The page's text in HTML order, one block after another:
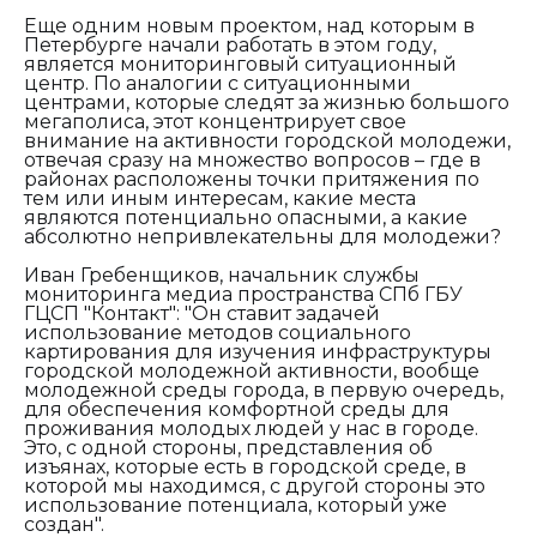
Еще одним новым проектом, над которым в
Петербурге начали работать в этом году,
является мониторинговый ситуационный
центр. По аналогии с ситуационными
центрами, которые следят за жизнью большого
мегаполиса, этот концентрирует свое
внимание на активности городской молодежи,
отвечая сразу на множество вопросов – где в
районах расположены точки притяжения по
тем или иным интересам, какие места
являются потенциально опасными, а какие
абсолютно непривлекательны для молодежи?
Иван Гребенщиков, начальник службы
мониторинга медиа пространства СПб ГБУ
ГЦСП "Контакт": "Он ставит задачей
использование методов социального
картирования для изучения инфраструктуры
городской молодежной активности, вообще
молодежной среды города, в первую очередь,
для обеспечения комфортной среды для
проживания молодых людей у нас в городе.
Это, с одной стороны, представления об
изъянах, которые есть в городской среде, в
которой мы находимся, с другой стороны это
использование потенциала, который уже
создан".